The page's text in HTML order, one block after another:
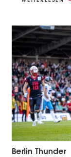
Berlin Thunder